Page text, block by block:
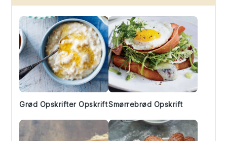
Sidebar
Grød Opskrifter OpskriftSmørrebrød Opskrift